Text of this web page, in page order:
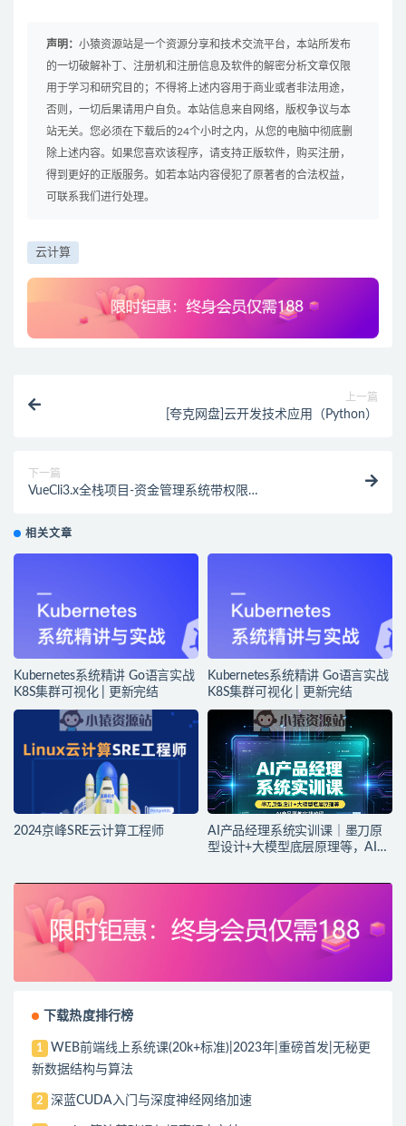
声明： 小猿资源站是一个资源分享和技术交流平台，本站所发布
的一切破解补丁、注册机和注册信息及软件的解密分析文章仅限
用于学习和研究目的；不得将上述内容用于商业或者非法用途，
否则，一切后果请用户自负。本站信息来自网络，版权争议与本
站无关。您必须在下载后的24个小时之内，从您的电脑中彻底删
除上述内容。如果您喜欢该程序，请支持正版软件，购买注册，
得到更好的正版服务。如若本站内容侵犯了原著者的合法权益，
可联系我们进行处理。
云计算
上一篇
[夸克网盘]云开发技术应用（Python）
下一篇
VueCli3.x全栈项目-资金管理系统带权限
相关文章
Kubernetes系统精讲 Go语言实战
K8S集群可视化 | 更新完结
Kubernetes系统精讲 Go语言实战
K8S集群可视化 | 更新完结
2024京峰SRE云计算工程师
AI产品经理系统实训课｜墨刀原
型设计+大模型底层原理等，AI产
下载热度排行榜
1
WEB前端线上系统课(20k+标准)|2023年|重磅首发|无秘更
新数据结构与算法
2 深蓝CUDA入门与深度神经网络加速